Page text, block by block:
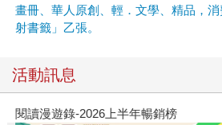
畫冊、華人原創、輕．文學、精品，
射書籤」乙張。
活動訊息
閱讀漫遊錄-2026上半年暢銷榜